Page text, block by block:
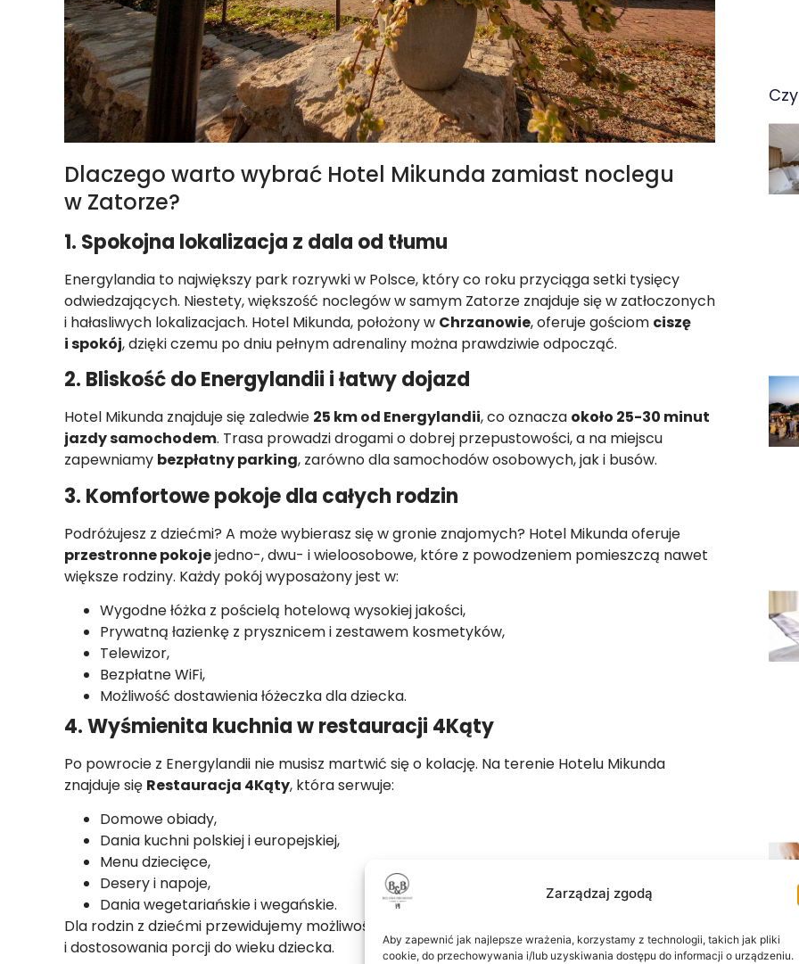
Zarządzaj zgodą
Aby zapewnić jak najlepsze wrażenia, korzystamy z technologii, takich jak pliki
cookie, do przechowywania i/lub uzyskiwania dostępu do informacji o urządzeniu.
Dlaczego warto wybrać Hotel Mikunda zamiast noclegu
w Zatorze?
1. Spokojna lokalizacja z dala od tłumu
Energylandia to największy park rozrywki w Polsce, który co roku przyciąga setki tysięcy
odwiedzających. Niestety, większość noclegów w samym Zatorze znajduje się w zatłoczonych
i hałasliwych lokalizacjach. Hotel Mikunda, położony w Chrzanowie, oferuje gościom ciszę
i spokój, dzięki czemu po dniu pełnym adrenaliny można prawdziwie odpocząć.
2. Bliskość do Energylandii i łatwy dojazd
Hotel Mikunda znajduje się zaledwie 25 km od Energylandii, co oznacza około 25-30 minut
jazdy samochodem. Trasa prowadzi drogami o dobrej przepustowości, a na miejscu
zapewniamy bezpłatny parking, zarówno dla samochodów osobowych, jak i busów.
3. Komfortowe pokoje dla całych rodzin
Podróżujesz z dziećmi? A może wybierasz się w gronie znajomych? Hotel Mikunda oferuje
przestronne pokojejedno-, dwu- i wieloosobowe, które z powodzeniem pomieszczą nawet
większe rodziny. Każdy pokój wyposażony jest w:
Wygodne łóżka z pościelą hotelową wysokiej jakości,
Prywatną łazienkę z prysznicem i zestawem kosmetyków,
Telewizor,
Bezpłatne WiFi,
Możliwość dostawienia łóżeczka dla dziecka.
4. Wyśmienita kuchnia w restauracji 4Kąty
Po powrocie z Energylandii nie musisz martwić się o kolację. Na terenie Hotelu Mikunda
znajduje się Restauracja 4Kąty, która serwuje:
Domowe obiady,
Dania kuchni polskiej i europejskiej,
Menu dziecięce,
Desery i napoje,
Dania wegetariańskie i wegańskie.
Dla rodzin z dziećmi przewidujemy możliwość wcześniejszego serwowania posiłków
i dostosowania porcji do wieku dziecka.